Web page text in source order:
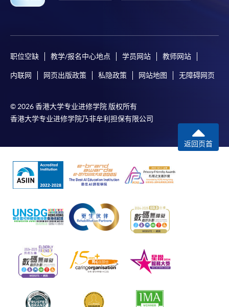
职位空缺 教学/报名中心地点 学员网站 教师网站
内联网 网页出版政策 私隐政策 网站地图 无障碍网页
© 2026 香港大学专业进修学院 版权所有
香港大学专业进修学院乃非牟利担保有限公司
返回页首